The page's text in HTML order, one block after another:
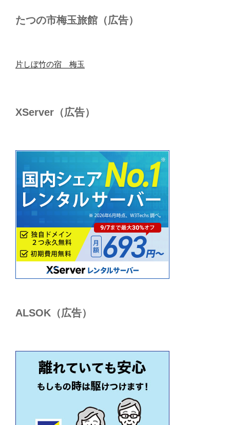
たつの市梅玉旅館（広告）
片しぼ竹の宿 梅玉
XServer（広告）
ALSОK（広告）